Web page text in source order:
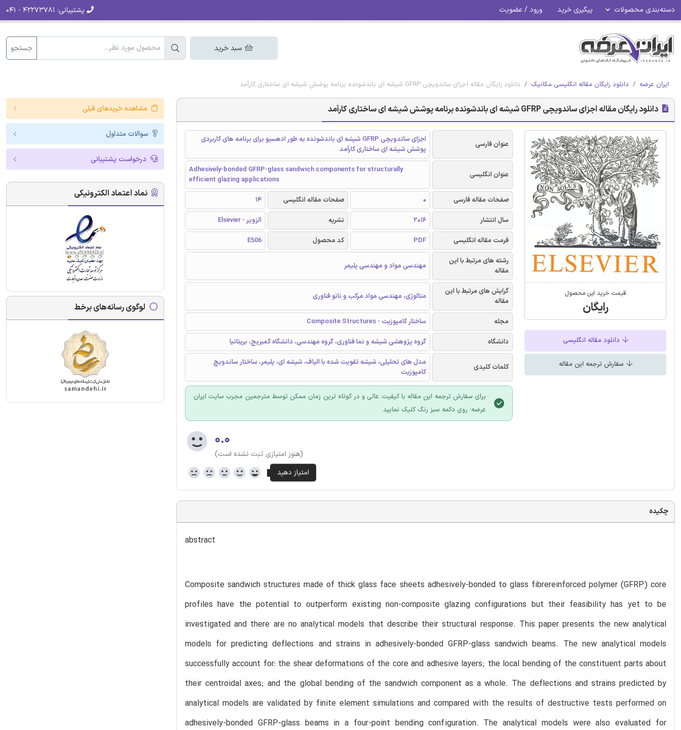
دسته‌بندی محصولات پیگیری خرید ورود / عضویت پشتیبانی:
سبد خرید جستجو
ایران عرضه دانلود رایگان مقاله انگلیسی مکانیک دانلود رایگان مقاله اجزای ساندویچی GFRP شیشه ای باندشونده برنامه پوشش شیشه ای ساختاری کارآمد
دانلود رایگان مقاله اجزای ساندویچی GFRP شیشه ای باندشونده برنامه پوشش شیشه ای ساختاری کارآمد
قیمت خرید این محصول
رایگان
دانلود مقاله انگلیسی
سفارش ترجمه این مقاله
عنوان فارسی
اجزای ساندویچی GFRP شیشه ای باندشونده به طور ادهسیو برای برنامه های کاربردی
پوشش شیشه ای ساختاری کارآمد
عنوان انگلیسی
Adhesively-bonded GFRP-glass sandwich components for structurally
efficient glazing applications
صفحات مقاله فارسی
0 صفحات مقاله انگلیسی
14
سال انتشار
2016 نشریه
الزویر - Elsevier
فرمت مقاله انگلیسی
PDF کد محصول
E506
رشته های مرتبط با این
مقاله
مهندسی مواد و مهندسی پلیمر
گرایش های مرتبط با این
مقاله
متالوژی، مهندسی مواد مرکب و نانو فناوری
مجله
ساختار کامپوزیت - Composite Structures
دانشگاه
گروه پژوهشی شیشه و نما فناوری، گروه مهندسی، دانشگاه کمبریج، بریتانیا
کلمات کلیدی
مدل های تحلیلی، شیشه تقویت شده با الیاف، شیشه ای، پلیمر، ساختار ساندویچ
کامپوزیت
برای سفارش ترجمه این مقاله با کیفیت عالی و در کوتاه ترین زمان ممکن توسط مترجمین مجرب سایت ایران
عرضه؛ روی دکمه سبز رنگ کلیک نمایید.
۰.۰
(هنوز امتیازی ثبت نشده است)
چکیده
abstract
Composite sandwich structures made of thick glass face sheets adhesively-bonded to glass fibrereinforced polymer (GFRP) core
profiles have the potential to outperform existing non-composite glazing configurations but their feasibility has yet to be
investigated and there are no analytical models that describe their structural response. This paper presents the new analytical
models for predicting deflections and strains in adhesively-bonded GFRP-glass sandwich beams. The new analytical models
successfully account for: the shear deformations of the core and adhesive layers; the local bending of the constituent parts about
their centroidal axes; and the global bending of the sandwich component as a whole. The deflections and strains predicted by
analytical models are validated by finite element simulations and compared with the results of destructive tests performed on
adhesively-bonded GFRP-glass beams in a four-point bending configuration. The analytical models were also evaluated for
مشاهده خریدهای قبلی
سوالات متداول
درخواست پشتیبانی
نماد اعتماد الکترونیکی
لوگوی رسانه‌های برخط